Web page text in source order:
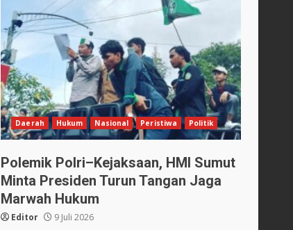
Daerah Hukum Nasional Peristiwa Politik
Polemik Polri–Kejaksaan, HMI Sumut
Minta Presiden Turun Tangan Jaga
Marwah Hukum
Editor 9 Juli 2026